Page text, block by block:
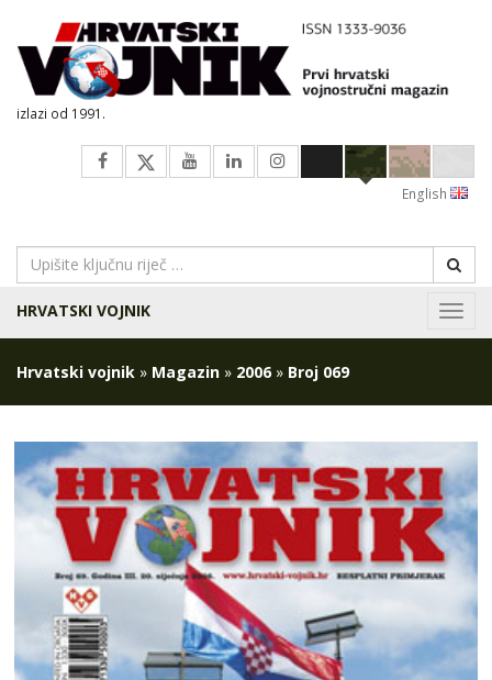
izlazi od 1991.
English
HRVATSKI VOJNIK
Hrvatski vojnik » Magazin » 2006 » Broj 069